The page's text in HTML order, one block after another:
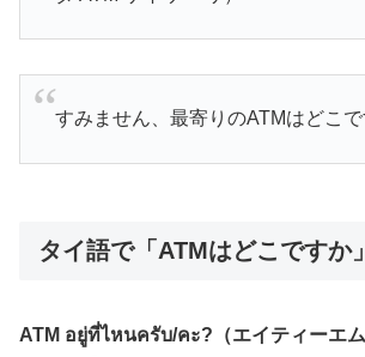
すみません、最寄りのATMはどこで
タイ語で「ATMはどこですか」
ATM อยู่ที่ไหนครับ/คะ?（エイティーエ